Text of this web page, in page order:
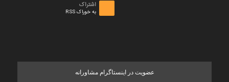
اشتراک
به خوراک RSS
عضویت در اینستاگرام مشاورانه